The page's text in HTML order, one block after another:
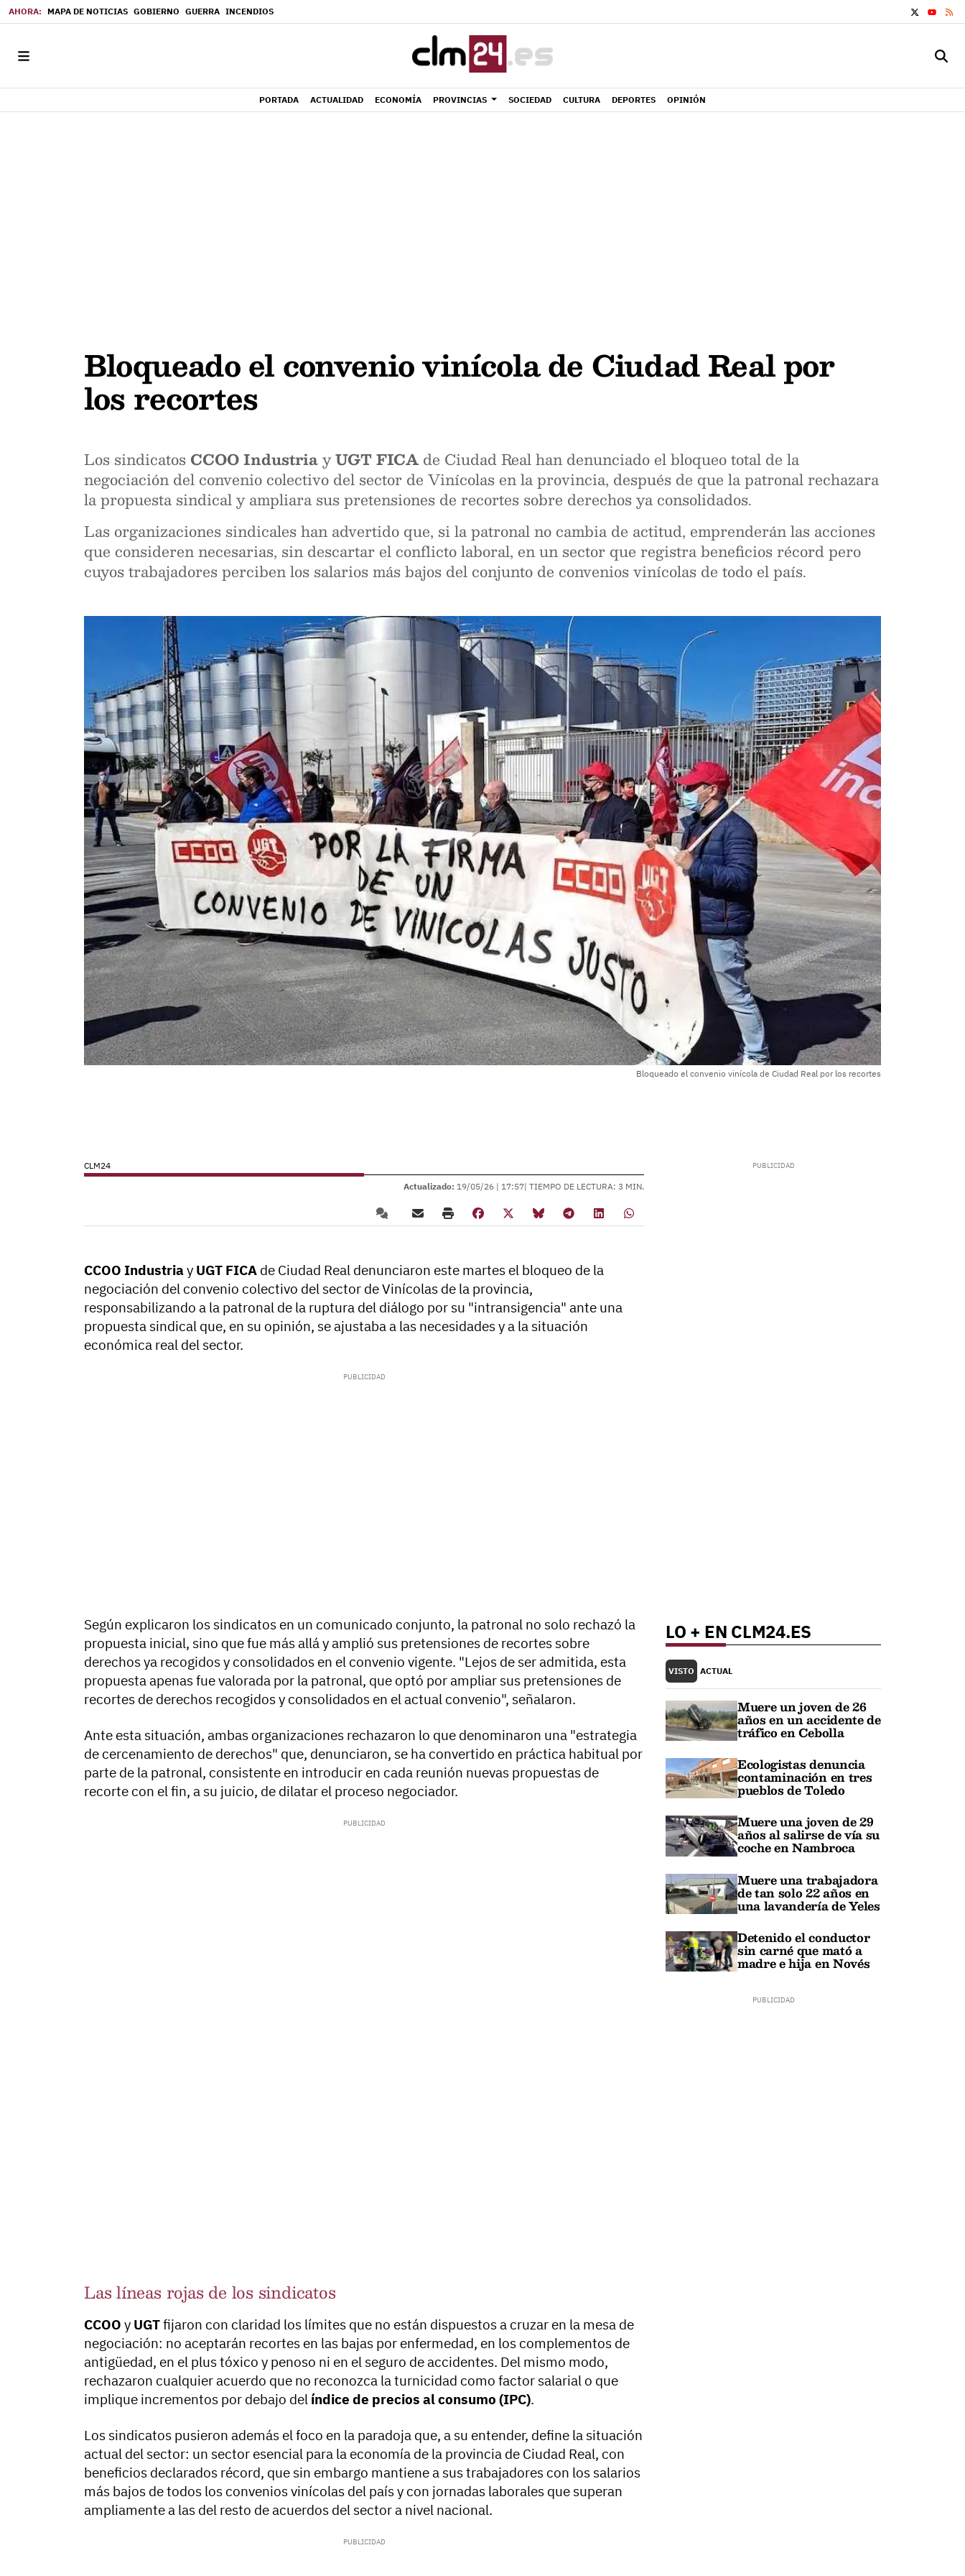
MAPA DE NOTICIAS GOBIERNO GUERRA INCENDIOS
YOUTUBE
PORTADA ACTUALIDAD ECONOMÍA PROVINCIAS SOCIEDAD CULTURA DEPORTES OPINIÓN
Bloqueado el convenio vinícola de Ciudad Real por
los recortes
Los sindicatos CCOO IndustriayUGT FICA de Ciudad Real han denunciado el bloqueo total de la
negociación del convenio colectivo del sector de Vinícolas en la provincia, después de que la patronal rechazara
la propuesta sindical y ampliara sus pretensiones de recortes sobre derechos ya consolidados.
Las organizaciones sindicales han advertido que, si la patronal no cambia de actitud, emprenderán las acciones
que consideren necesarias, sin descartar el conflicto laboral, en un sector que registra beneficios récord pero
cuyos trabajadores perciben los salarios más bajos del conjunto de convenios vinícolas de todo el país.
Bloqueado el convenio vinícola de Ciudad Real por los recortes
CLM24
Actualizado: 19/05/26 | 17:57| TIEMPO DE LECTURA: 3 MIN.
CCOO Industriay UGT FICA de Ciudad Real denunciaron este martes el bloqueo de la
negociación del convenio colectivo del sector de Vinícolas de la provincia,
responsabilizando a la patronal de la ruptura del diálogo por su "intransigencia" ante una
propuesta sindical que, en su opinión, se ajustaba a las necesidades y a la situación
económica real del sector.
Según explicaron los sindicatos en un comunicado conjunto, la patronal no solo rechazó la
propuesta inicial, sino que fue más allá y amplió sus pretensiones de recortes sobre
derechos ya recogidos y consolidados en el convenio vigente. "Lejos de ser admitida, esta
propuesta apenas fue valorada por la patronal, que optó por ampliar sus pretensiones de
recortes de derechos recogidos y consolidados en el actual convenio", señalaron.
Ante esta situación, ambas organizaciones rechazaron lo que denominaron una "estrategia
de cercenamiento de derechos" que, denunciaron, se ha convertido en práctica habitual por
parte de la patronal, consistente en introducir en cada reunión nuevas propuestas de
recorte con el fin, a su juicio, de dilatar el proceso negociador.
Las líneas rojas de los sindicatos
CCOO y UGTfijaron con claridad los límites que no están dispuestos a cruzar en la mesa de
negociación: no aceptarán recortes en las bajas por enfermedad, en los complementos de
antigüedad, en el plus tóxico y penoso ni en el seguro de accidentes. Del mismo modo,
rechazaron cualquier acuerdo que no reconozca la turnicidad como factor salarial o que
implique incrementos por debajo del índice de precios al consumo (IPC).
Los sindicatos pusieron además el foco en la paradoja que, a su entender, define la situación
actual del sector: un sector esencial para la economía de la provincia de Ciudad Real, con
beneficios declarados récord, que sin embargo mantiene a sus trabajadores con los salarios
más bajos de todos los convenios vinícolas del país y con jornadas laborales que superan
ampliamente a las del resto de acuerdos del sector a nivel nacional.
LO + EN CLM24.ES
VISTO ACTUAL
Muere un joven de 26
años en un accidente de
tráfico en Cebolla
Ecologistas denuncia
contaminación en tres
pueblos de Toledo
Muere una joven de 29
años al salirse de vía su
coche en Nambroca
Muere una trabajadora
de tan solo 22 años en
una lavandería de Yeles
Detenido el conductor
sin carné que mató a
madre e hija en Novés